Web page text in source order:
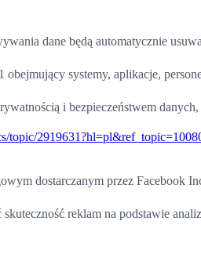
dane będą automatycznie
systemy, aplikacje,
i bezpieczeństwem
topic/
dostarczanym przez
reklam na podstawie